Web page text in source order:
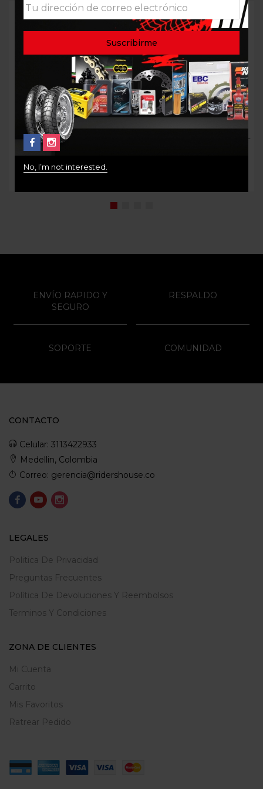
MOTUL 300V
COMPETITION 15W50 LT
$
ACEITE MOTOR 15W50
WOLF RACING ESTER 1LT
No, I’m not interested.
ENVÍO RAPIDO Y
SEGURO
RESPALDO
SOPORTE COMUNIDAD
CONTACTO
Celular: 3113422933
Medellin, Colombia
Correo: gerencia@ridershouse.co
LEGALES
Politica De Privacidad
Preguntas Frecuentes
Política De Devoluciones Y Reembolsos
Terminos Y Condiciones
ZONA DE CLIENTES
Mi Cuenta
Carrito
Mis Favoritos
Ratrear Pedido